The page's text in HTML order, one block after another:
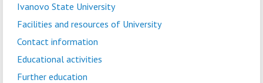
Ivanovo State University
Facilities and resources of University
Contact information
Educational activities
Further education